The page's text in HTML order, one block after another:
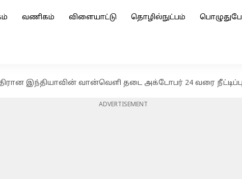
வணிகம் விளையாட்டு தொழில்நுட்பம்
இந்தியாவின் வான்வெளி தடை அக்டோபர் 24 வரை நீட்டிப்பு
ADVERTISEMENT